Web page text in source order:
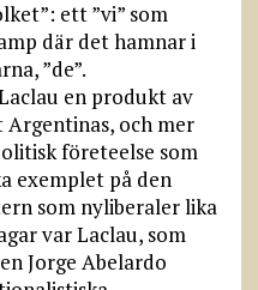
ett ”vi” som
där det hamnar i
”de”.
en produkt av
och mer
företeelse som
exemplet på den
som nyliberaler lika
var Laclau, som
Jorge Abelardo